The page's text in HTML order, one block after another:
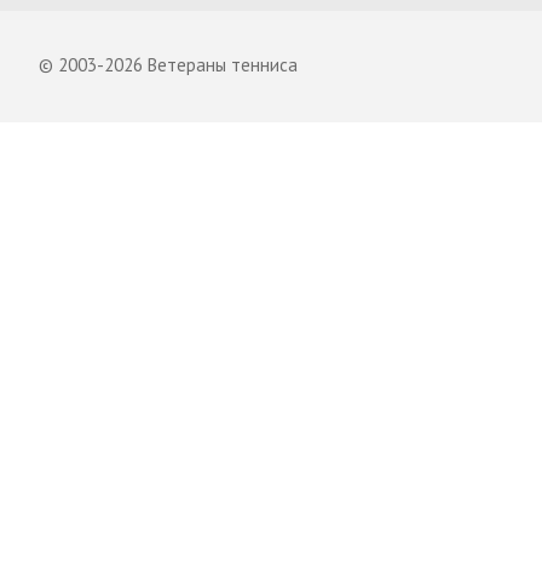
© 2003-2026 Ветераны тенниса